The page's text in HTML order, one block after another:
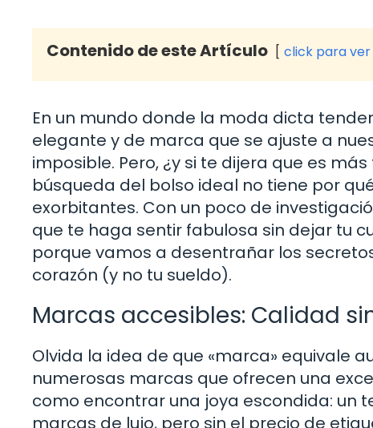
Contenido de este Artículo click para
En un mundo donde la moda dicta
elegante y de marca que se ajuste a
imposible. Pero, ¿y si te dijera que es
búsqueda del bolso ideal no tiene por
exorbitantes. Con un poco de
que te haga sentir fabulosa sin dejar tu
porque vamos a desentrañar los
corazón (y no tu sueldo).
Marcas accesibles: Calidad
Olvida la idea de que «marca» equivale
numerosas marcas que ofrecen una
como encontrar una joya escondida: un
marcas de lujo, pero sin el precio de